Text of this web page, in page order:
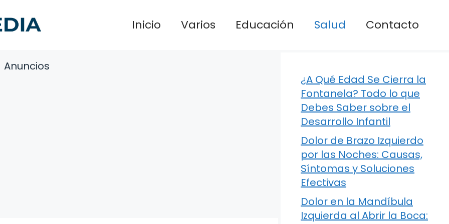
Inicio Varios Educación Salud Contacto
Anuncios
¿A Qué Edad Se Cierra la
Fontanela? Todo lo que
Debes Saber sobre el
Desarrollo Infantil
Dolor de Brazo Izquierdo
por las Noches: Causas,
Síntomas y Soluciones
Efectivas
Dolor en la Mandíbula
Izquierda al Abrir la Boca: